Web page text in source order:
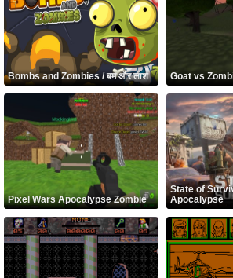
Bombs and Zombies / बम और लाश Goat vs
Pixel Wars Apocalypse Zombie
State of
Apocalypse